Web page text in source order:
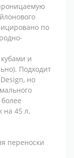
по
и
Подходит
но
на 45 л.
переноски